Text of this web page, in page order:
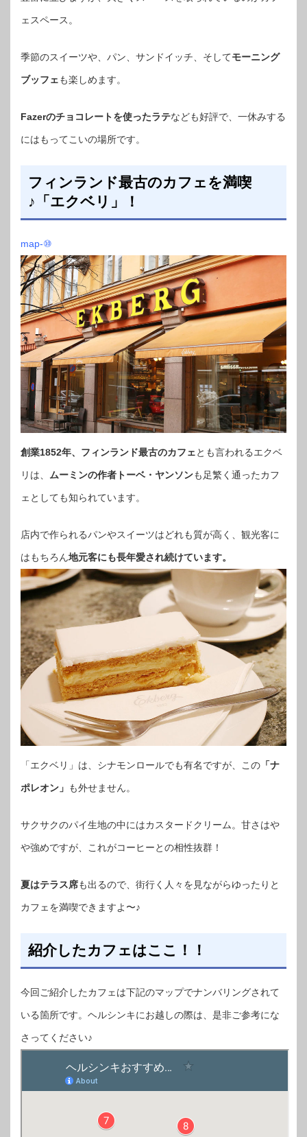
ェスペース。
季節のスイーツや、パン、サンドイッチ、そしてモーニング
ブッフェも楽しめます。
Fazerのチョコレートを使ったラテなども好評で、一休みする
にはもってこいの場所です。
フィンランド最古のカフェを満喫
♪「エクベリ」！
map-⑩
創業1852年、フィンランド最古のカフェとも言われるエクベ
リは、 ムーミンの作者トーベ・ヤンソンも足繁く通ったカフ
ェとしても知られています。
店内で作られるパンやスイーツはどれも質が高く、観光客に
はもちろん地元客にも長年愛され続けています。
「エクベリ」は、シナモンロールでも有名ですが、この 「ナ
ポレオン」 も外せません。
サクサクのパイ生地の中にはカスタードクリーム。甘さはや
や強めですが、これがコーヒーとの相性抜群！
夏はテラス席も出るので、街行く人々を見ながらゆったりと
カフェを満喫できますよ〜♪
紹介したカフェはここ！！
今回ご紹介したカフェは下記のマップでナンバリングされて
いる箇所です。ヘルシンキにお越しの際は、是非ご参考にな
さってください♪